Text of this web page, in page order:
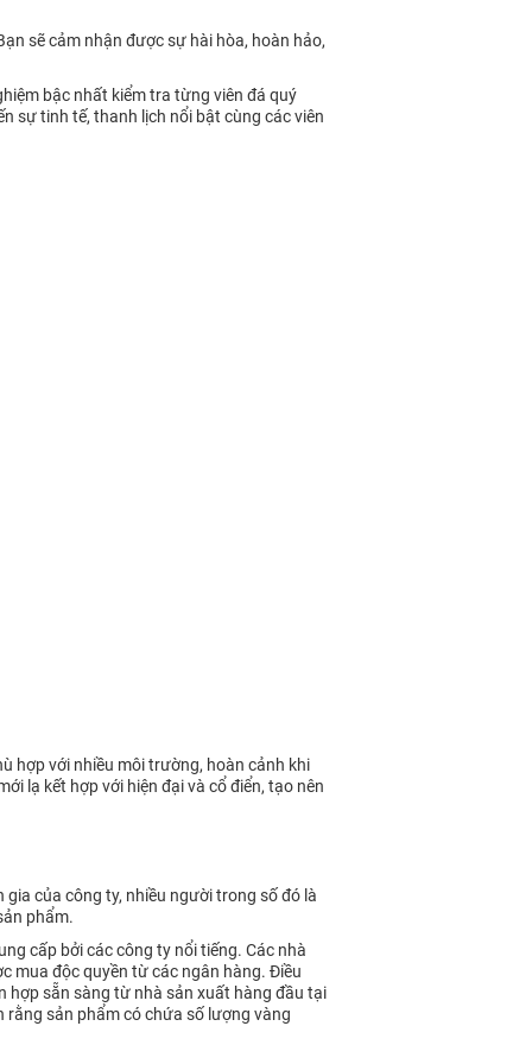
sẽ cảm nhận được sự hài hòa, hoàn hảo,
bậc nhất kiểm tra từng viên đá quý
sự tinh tế, thanh lịch nổi bật cùng các viên
hợp với nhiều môi trường, hoàn cảnh khi
lạ kết hợp với hiện đại và cổ điển, tạo nên
gia của công ty, nhiều người trong số đó là
phẩm.
cấp bởi các công ty nổi tiếng. Các nhà
mua độc quyền từ các ngân hàng. Điều
hợp sẵn sàng từ nhà sản xuất hàng đầu tại
rằng sản phẩm có chứa số lượng vàng